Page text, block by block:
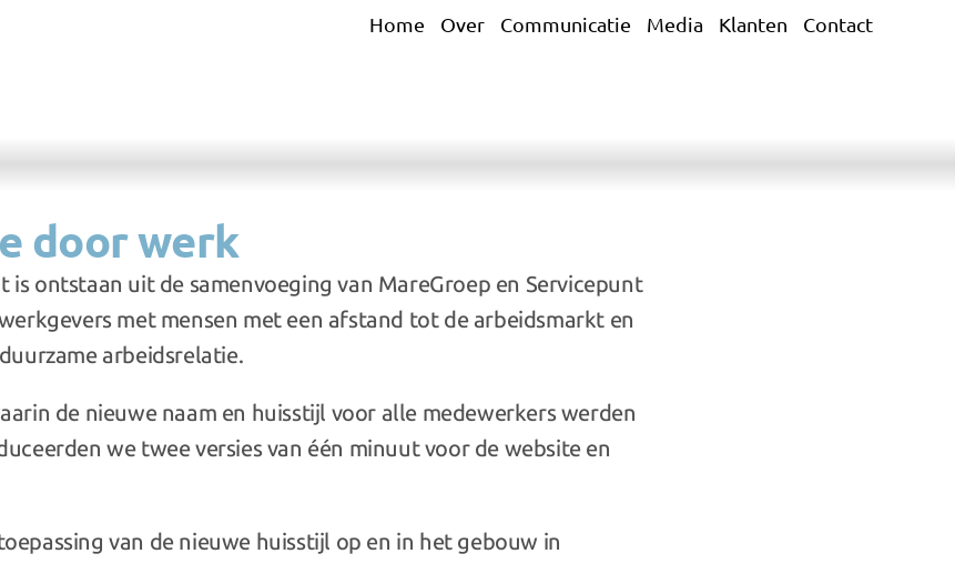
Home Over Communicatie Media Klanten Contact
door werk
is ontstaan uit de samenvoeging van MareGroep en Servicepunt
met mensen met een afstand tot de arbeidsmarkt en
arbeidsrelatie.
de nieuwe naam en huisstijl voor alle medewerkers werden
we twee versies van één minuut voor de website en
van de nieuwe huisstijl op en in het gebouw in